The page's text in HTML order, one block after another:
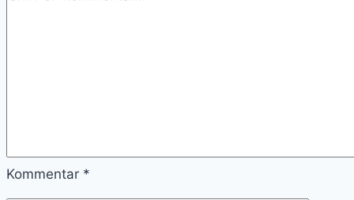
Kommentar *